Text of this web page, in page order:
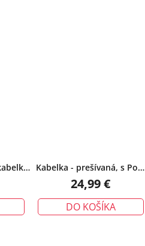
Kabelka - prešívaná, s Pom
pom príveskom, béžová
24,99 €
DO KOŠÍKA